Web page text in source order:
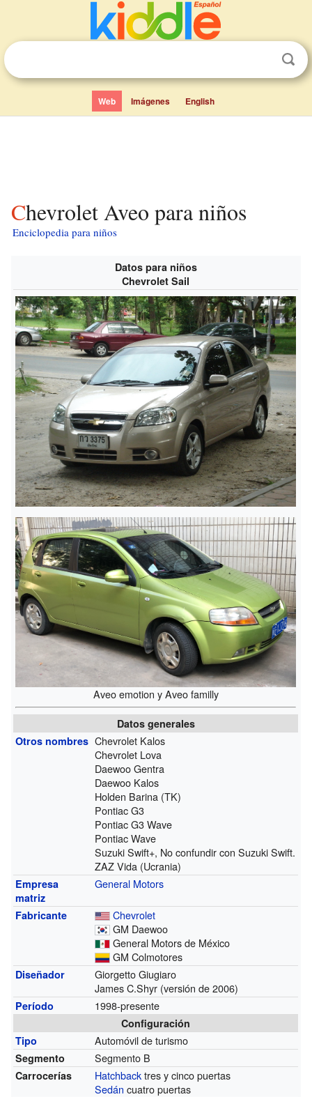
Web Imágenes English
Chevrolet Aveo para niños
Enciclopedia para niños
Datos para niños
Chevrolet Sail
Aveo emotion y Aveo familly
Datos generales
Otros nombres Chevrolet Kalos
Chevrolet Lova
Daewoo Gentra
Daewoo Kalos
Holden Barina (TK)
Pontiac G3
Pontiac G3 Wave
Pontiac Wave
Suzuki Swift+, No confundir con Suzuki Swift.
ZAZ Vida (Ucrania)
Empresa
matriz
General Motors
Fabricante
Chevrolet
GM Daewoo
General Motors de México
GM Colmotores
Diseñador
Giorgetto Giugiaro
James C.Shyr (versión de 2006)
Período 1998-presente
Configuración
Tipo
Automóvil de turismo
Segmento Segmento B
Carrocerías Hatchbacktres y cinco puertas
Sedán cuatro puertas